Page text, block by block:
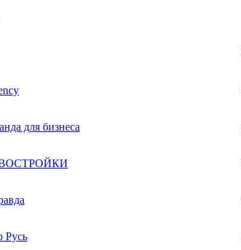
для бизнеса
Русь